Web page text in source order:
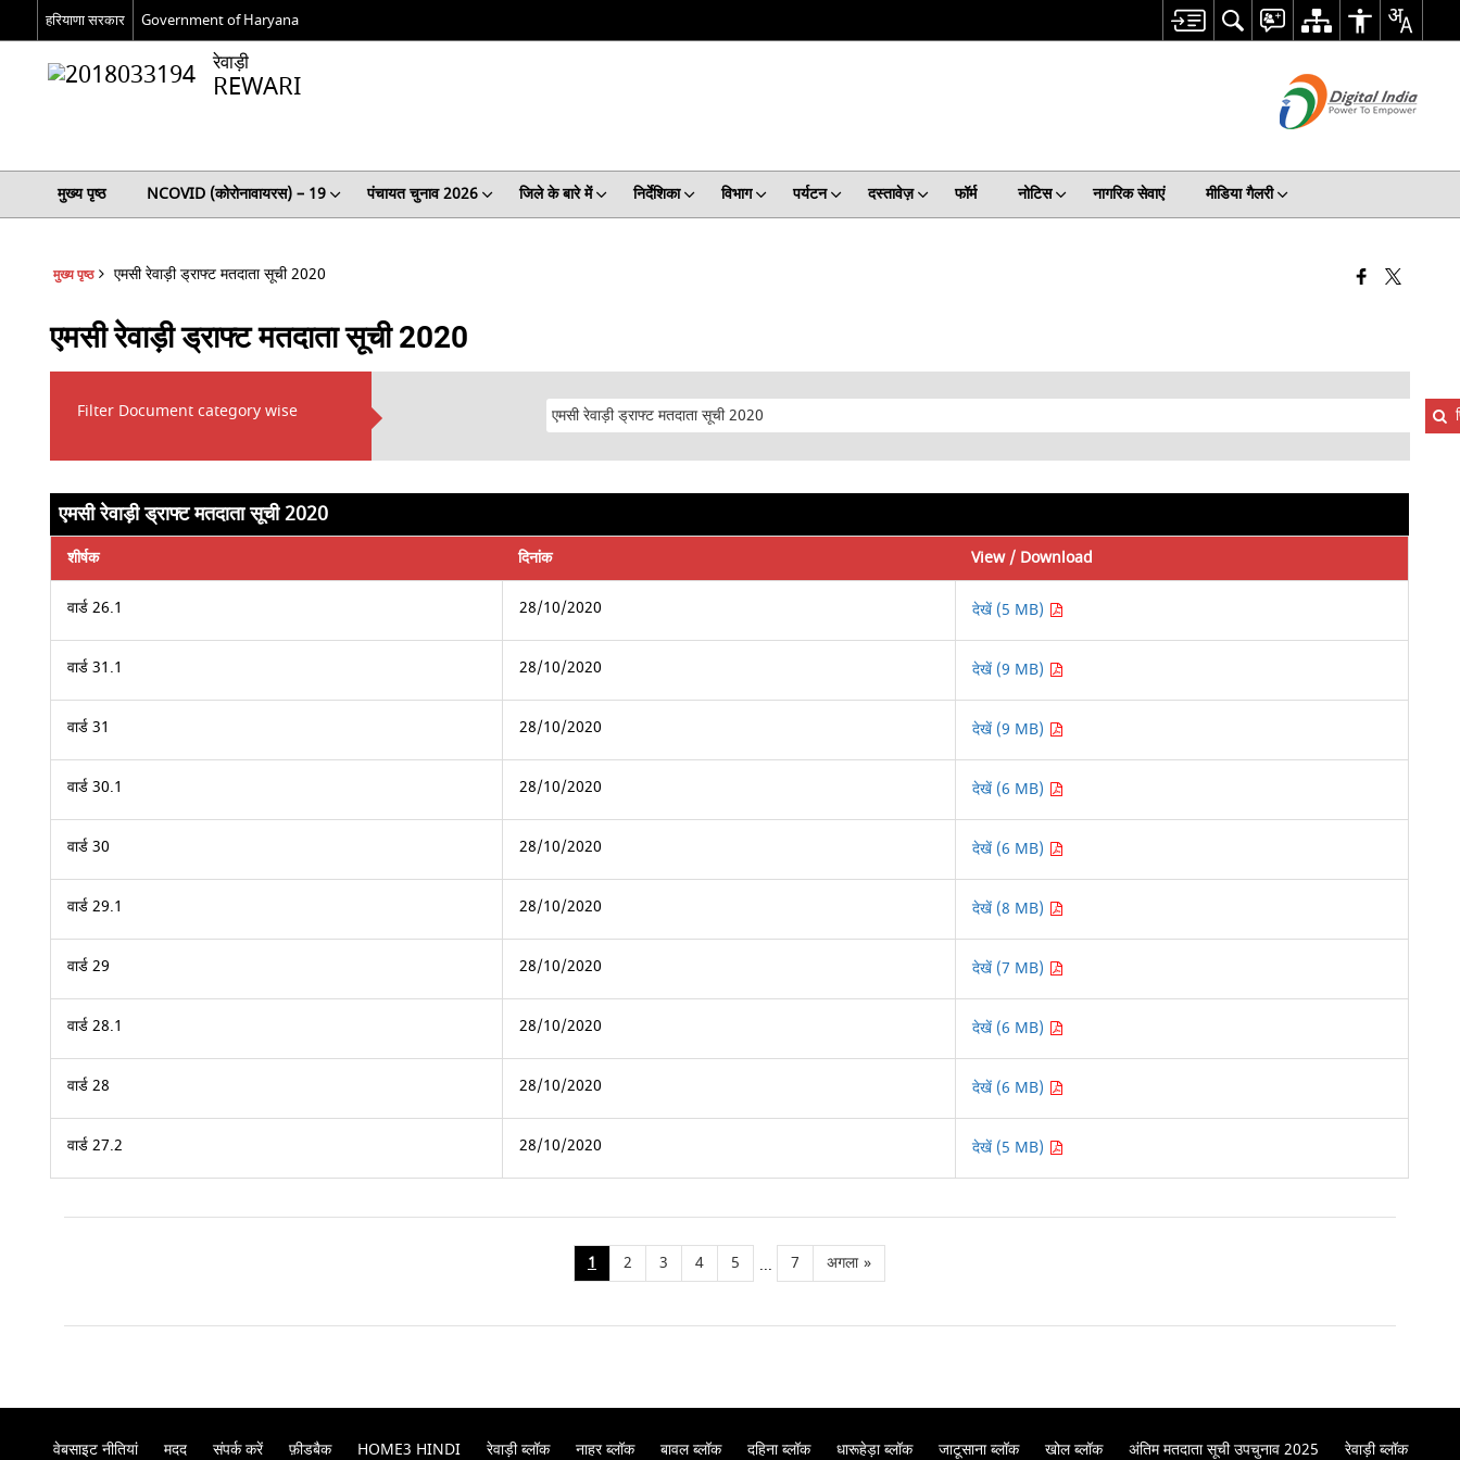
हरियाणा सरकार Government of Haryana
रेवाड़ी
REWARI
मुख्य पृष्ठ NCOVID (कोरोनावायरस) – 19 पंचायत चुनाव 2026 जिले के बारे में निर्देशिका विभाग पर्यटन दस्तावेज़ फॉर्म नोटिस नागरिक सेवाएं मीडिया गैलरी
मुख्य पृष्ठ एमसी रेवाड़ी ड्राफ्ट मतदाता सूची 2020
एमसी रेवाड़ी ड्राफ्ट मतदाता सूची 2020
Filter Document category wise
एमसी रेवाड़ी ड्राफ्ट मतदाता सूची 2020
शीर्षक दिनांक View / Download
वार्ड 26.1 28/10/2020 देखें (5 MB)
वार्ड 31.1 28/10/2020 देखें (9 MB)
वार्ड 31 28/10/2020 देखें (9 MB)
वार्ड 30.1 28/10/2020 देखें (6 MB)
वार्ड 30 28/10/2020 देखें (6 MB)
वार्ड 29.1 28/10/2020 देखें (8 MB)
वार्ड 29 28/10/2020 देखें (7 MB)
वार्ड 28.1 28/10/2020 देखें (6 MB)
वार्ड 28 28/10/2020 देखें (6 MB)
वार्ड 27.2 28/10/2020 देखें (5 MB)
1 2 3 4 5 ... 7 अगला »
वेबसाइट नीतियां मदद संपर्क करें फ़ीडबैक HOME3 HINDI रेवाड़ी ब्लॉक नाहर ब्लॉक बावल ब्लॉक दहिना ब्लॉक धारूहेड़ा ब्लॉक जाटूसाना ब्लॉक खोल ब्लॉक अंतिम मतदाता सूची उपचुनाव 2025 रेवाड़ी ब्लॉक